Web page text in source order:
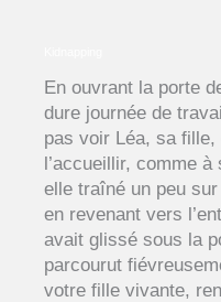
En ouvrant la porte
dure journée de
pas voir Léa, sa
l’accueillir, comme
elle traîné un peu
en revenant vers
avait glissé sous la
parcourut
votre fille vivante,